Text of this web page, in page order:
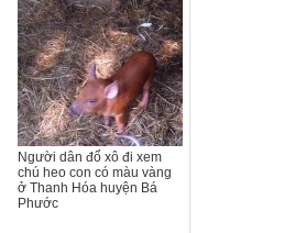
Người dân đổ xô đi xem
chú heo con có màu vàng
ở Thanh Hóa huyện Bá
Phước